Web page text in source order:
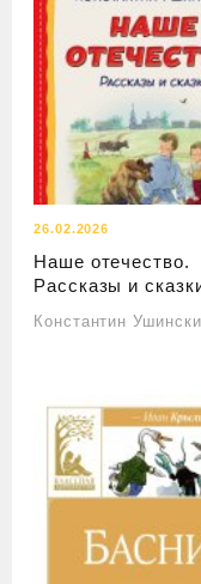
26.02.2026
Наше отечество.
Рассказы и
Константин